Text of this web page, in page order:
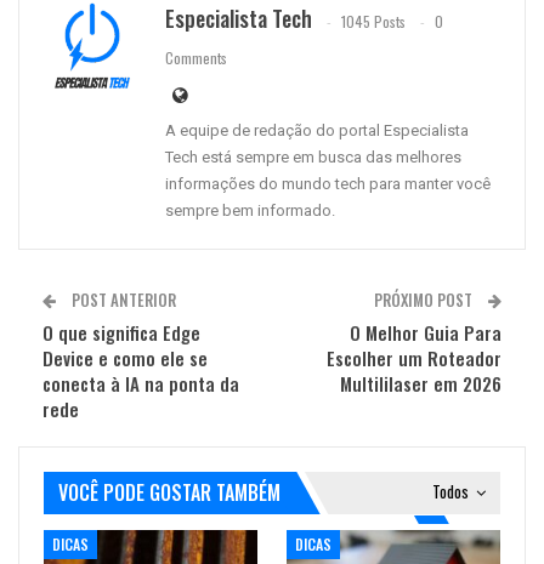
Especialista Tech 1045 Posts
0
Comments
A equipe de redação do portal Especialista
Tech está sempre em busca das melhores
informações do mundo tech para manter você
sempre bem informado.
POST ANTERIOR
O que significa Edge
Device e como ele se
conecta à IA na ponta da
rede
PRÓXIMO POST
O Melhor Guia Para
Escolher um Roteador
Multililaser em 2026
Todos
VOCÊ PODE GOSTAR TAMBÉM
DICAS DICAS